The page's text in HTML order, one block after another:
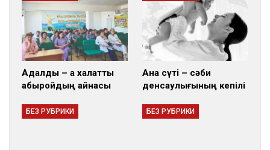
Адалдық – ақ халатты
абыройдың айнасы
Ана сүті – сәби
денсаулығының кепілі
БЕЗ РУБРИКИ БЕЗ РУБРИКИ